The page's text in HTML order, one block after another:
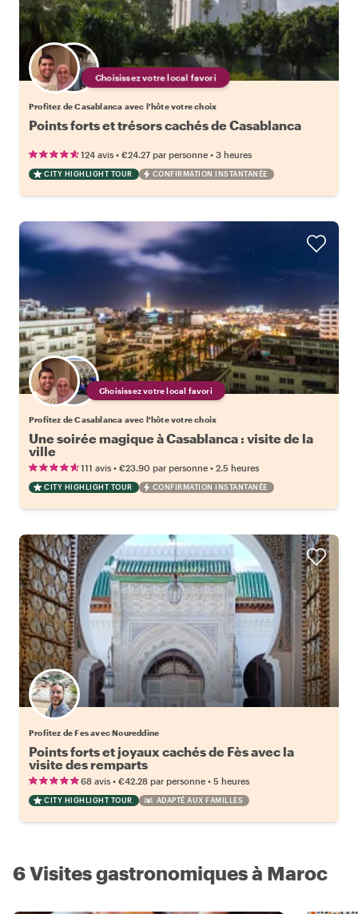
Choisissez votre local favori
Profitez de Casablanca avec l'hôte votre choix
Points forts et trésors cachés de Casablanca
124 avis • €24.27 par personne • 3 heures
CITY HIGHLIGHT TOUR CONFIRMATION INSTANTANÉE
Choisissez votre local favori
Profitez de Casablanca avec l'hôte votre choix
Une soirée magique à Casablanca : visite de la
ville
111 avis • €23.90 par personne • 2.5 heures
CITY HIGHLIGHT TOUR CONFIRMATION INSTANTANÉE
Profitez de Fes avec Noureddine
Points forts et joyaux cachés de Fès avec la
visite des remparts
68 avis • €42.28 par personne • 5 heures
CITY HIGHLIGHT TOUR ADAPTÉ AUX FAMILLES
6 Visites gastronomiques à Maroc